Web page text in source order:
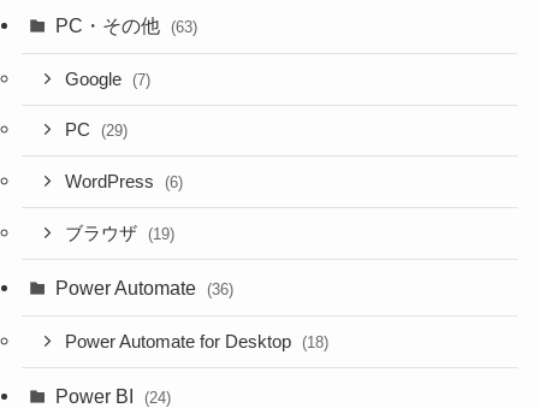
PC・その他 (63)
Google (7)
PC (29)
WordPress (6)
ブラウザ (19)
Power Automate (36)
Power Automate for Desktop (18)
Power BI (24)